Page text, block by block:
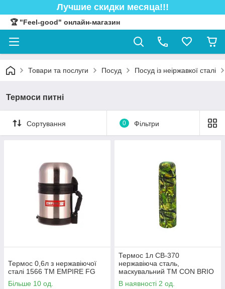
Лучшие скидки месяца!!!
🏆 "Feel-good" онлайн-магазин
Товари та послуги Посуд Посуд із неіржавкої сталі
Термоси питні
Сортування 0 Фільтри
Термос 0,6л з нержавіючої
сталі 1566 ТМ EMPIRE FG
Більше 10 од.
Термос 1л СВ-370
нержавіюча сталь,
маскувальний ТМ CON BRIO
FG
В наявності 2 од.